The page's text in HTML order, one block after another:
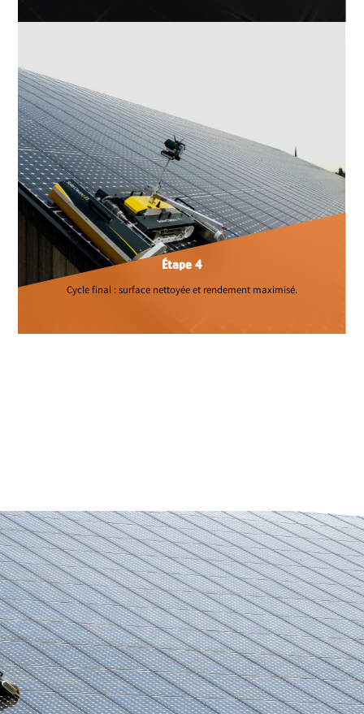
Étape 4
Cycle final : surface nettoyée et rendement maximisé.